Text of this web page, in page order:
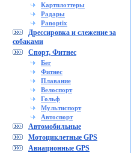
Картплоттеры
Радары
Panoptix
Дрессировка и слежение за
собаками
Спорт, Фитнес
Бег
Фитнес
Плавание
Велоспорт
Гольф
Мультиспорт
Автоспорт
Автомобильные
Мотоциклетные GPS
Авиационные GPS